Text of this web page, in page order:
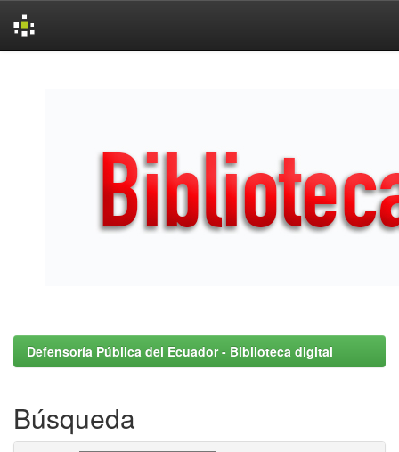
Defensoría Pública del Ecuador - Biblioteca digital
Búsqueda